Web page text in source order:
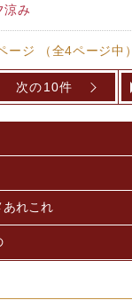
涼み
ージ （全4ページ中）
次の10件